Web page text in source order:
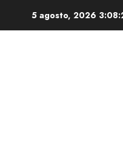
5 agosto, 2026